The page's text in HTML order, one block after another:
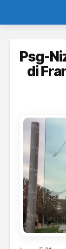
Psg-
di